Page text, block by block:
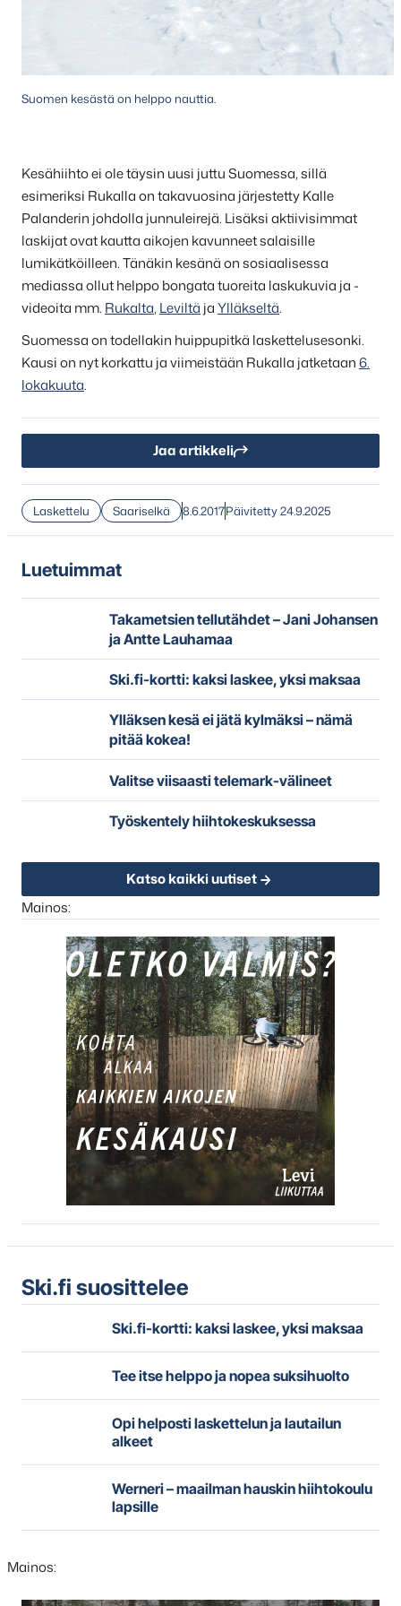
Suomen kesästä on helppo nauttia.
Kesähiihto ei ole täysin uusi juttu Suomessa, sillä
esimeriksi Rukalla on takavuosina järjestetty Kalle
Palanderin johdolla junnuleirejä. Lisäksi aktiivisimmat
laskijat ovat kautta aikojen kavunneet salaisille
lumikätköilleen. Tänäkin kesänä on sosiaalisessa
mediassa ollut helppo bongata tuoreita laskukuvia ja -
videoita mm. Rukalta,Leviltä jaYlläkseltä.
Suomessa on todellakin huippupitkä laskettelusesonki.
Kausi on nyt korkattu ja viimeistään Rukalla jatketaan6.
lokakuuta.
Jaa artikkeli
Laskettelu Saariselkä 8.6.2017Päivitetty 24.9.2025
Luetuimmat
Takametsien tellutähdet – Jani Johansen
ja Antte Lauhamaa
Ski.fi-kortti: kaksi laskee, yksi maksaa
Ylläksen kesä ei jätä kylmäksi – nämä
pitää kokea!
Valitse viisaasti telemark-välineet
Työskentely hiihtokeskuksessa
Katso kaikki uutiset
Mainos:
Ski.fi suosittelee
Ski.fi-kortti: kaksi laskee, yksi maksaa
Tee itse helppo ja nopea suksihuolto
Opi helposti laskettelun ja lautailun
alkeet
Werneri – maailman hauskin hiihtokoulu
lapsille
Mainos: